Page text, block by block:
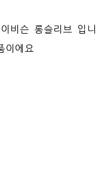
비슨 롱슬리브 입니
이에요